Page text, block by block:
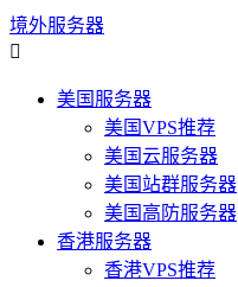
境外服务器

美国服务器
美国VPS推荐
美国云服务器
美国站群服务器
美国高防服务器
香港服务器
香港VPS推荐